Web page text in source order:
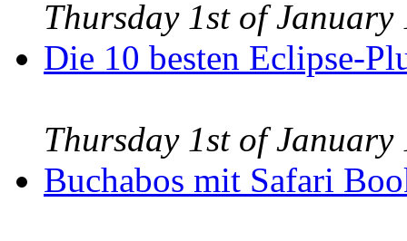
Thursday 1st of
Die 10 besten Eclipse-
Thursday 1st of
Buchabos mit Safari